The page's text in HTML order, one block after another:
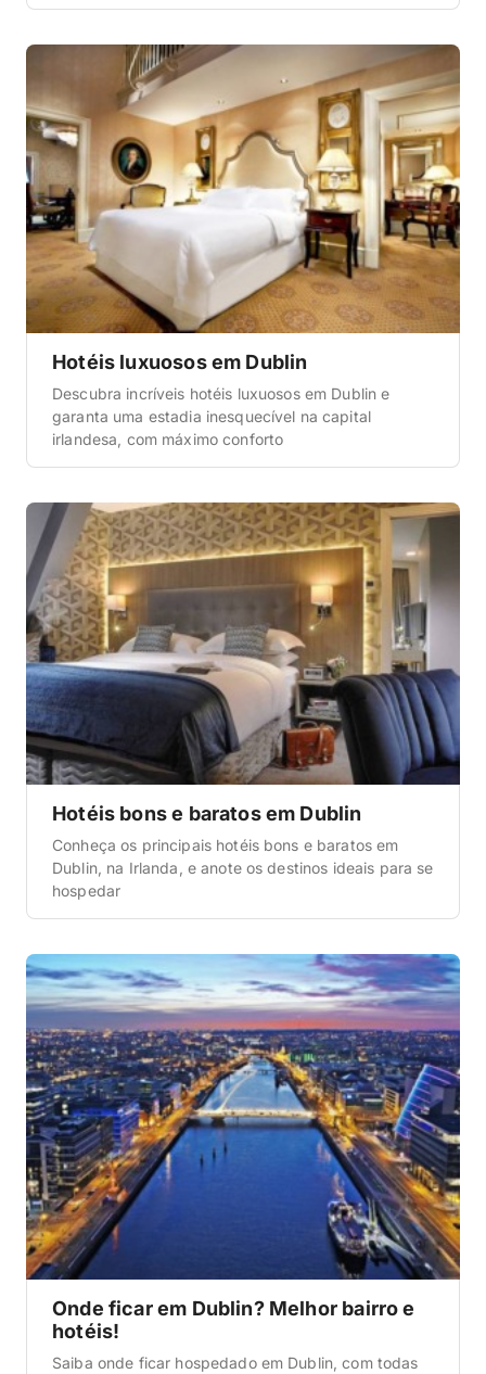
Hotéis luxuosos em Dublin
Descubra incríveis hotéis luxuosos em Dublin e
garanta uma estadia inesquecível na capital
irlandesa, com máximo conforto
Hotéis bons e baratos em Dublin
Conheça os principais hotéis bons e baratos em
Dublin, na Irlanda, e anote os destinos ideais para se
hospedar
Onde ficar em Dublin? Melhor bairro e
hotéis!
Saiba onde ficar hospedado em Dublin, com todas